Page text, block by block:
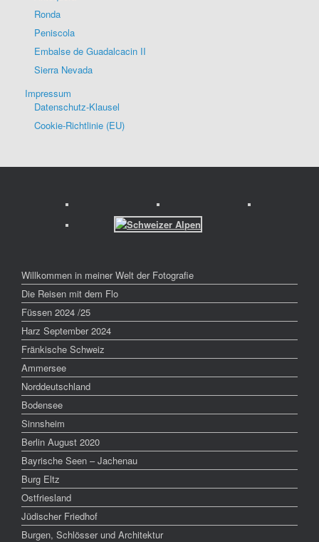
Ronda
Peniscola
Embalse de Guadalcacin II
Sierra Nevada
Impressum
Datenschutz-Klausel
Cookie-Richtlinie (EU)
Willkommen in meiner Welt der Fotografie
Die Reisen mit dem Flo
Füssen 2024 /25
Harz September 2024
Fränkische Schweiz
Ammersee
Norddeutschland
Bodensee
Sinnsheim
Berlin August 2020
Bayrische Seen – Jachenau
Burg Eltz
Ostfriesland
Jüdischer Friedhof
Burgen, Schlösser und Architektur